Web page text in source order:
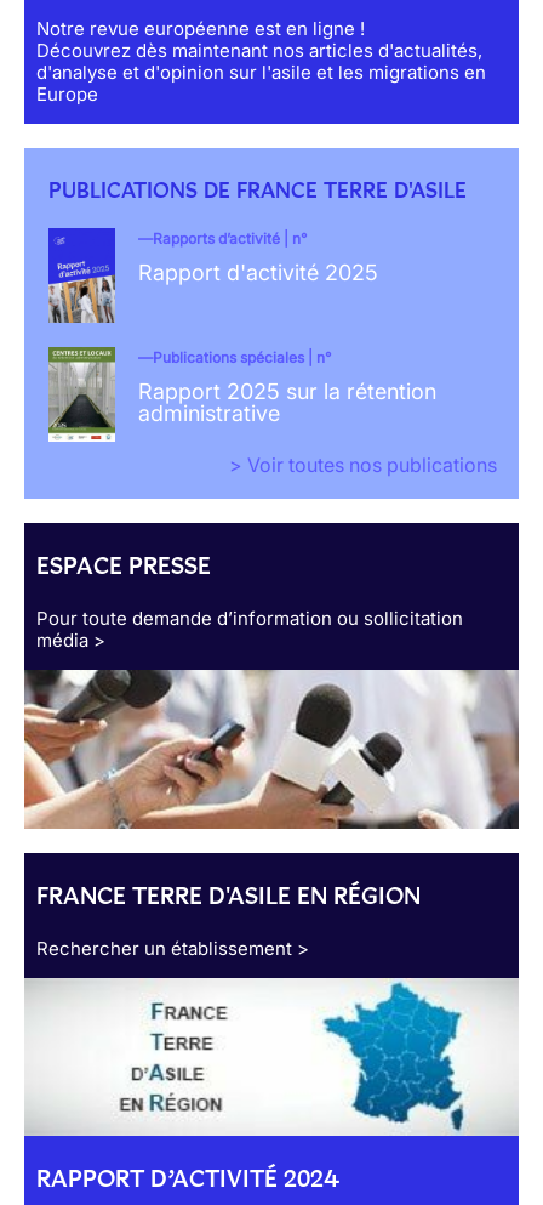
Notre revue européenne est en ligne !
Découvrez dès maintenant nos articles d'actualités,
d'analyse et d'opinion sur l'asile et les migrations en
Europe
PUBLICATIONS DE FRANCE TERRE D'ASILE
Rapports d’activité | n°
Rapport d'activité 2025
Publications spéciales | n°
Rapport 2025 sur la rétention
administrative
> Voir toutes nos publications
ESPACE PRESSE
Pour toute demande d’information ou sollicitation
média >
FRANCE TERRE D'ASILE EN RÉGION
Rechercher un établissement >
RAPPORT D’ACTIVITÉ 2024